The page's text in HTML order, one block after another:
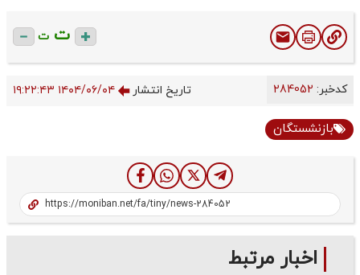
ت ت
کدخبر: تاریخ انتشار ۱۴۰۴/۰۶/۰۴ ۱۹:۲۲:۴۳
بازنشستگان
اخبار مرتبط